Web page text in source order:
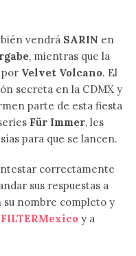
vendrá SARIN en
, mientras que la
por Velvet Volcano. El
secreta en la CDMX y
parte de esta fiesta
Für Immer, les
para que se lancen.
correctamente
sus respuestas a
nombre completo y
FILTERMexico y a